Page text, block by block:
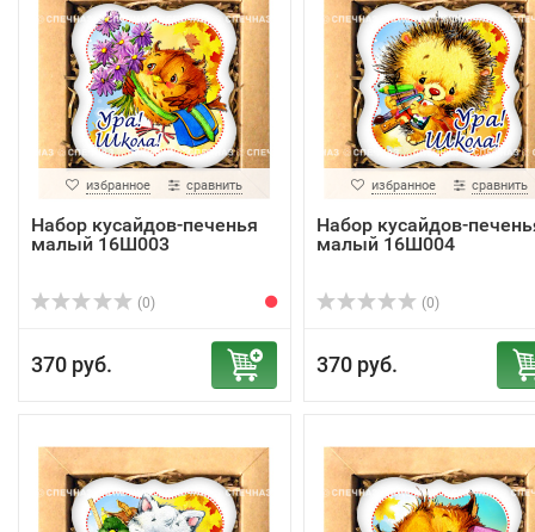
избранное сравнить
Набор кусайдов-печенья
малый 16Ш003
(0)
370 руб.
избранное сравнить
Набор кусайдов-
малый 16Ш004
(0)
370 руб.